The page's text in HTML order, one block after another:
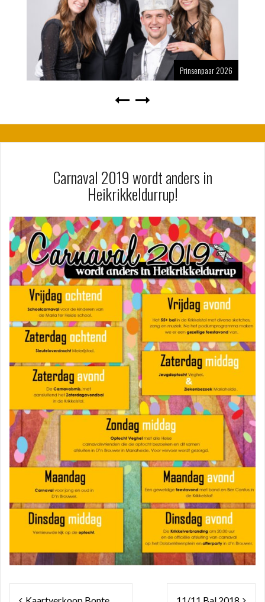
Prinsenpaar 2026
Carnaval 2019 wordt anders in
Heikrikkeldurrup!
Bericht